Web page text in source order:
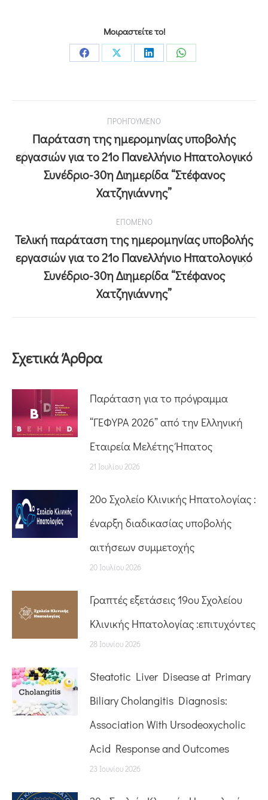
Μοιραστείτε το!
ΠΡΟΗΓΟΥΜΕΝΟ
Παράταση της ημερομηνίας υποβολής
εργασιών για το 21ο Πανελλήνιο Ηπατολογικό
Συνέδριο-30η Διημερίδα “Στέφανος
Χατζηγιάννης”
ΕΠΟΜΕΝΟ
Τελική παράταση της ημερομηνίας υποβολής
εργασιών για το 21ο Πανελλήνιο Ηπατολογικό
Συνέδριο-30η Διημερίδα “Στέφανος
Χατζηγιάννης”
Σχετικά Άρθρα
Παράταση για το πρόγραμμα
“ΓΕΦΥΡΑ 2026” από την Ελληνική
Εταιρεία Μελέτης Ήπατος
21 Ιουλίου 2026
20o Σχολείο Κλινικής Ηπατολογίας :
έναρξη διαδικασίας υποβολής
αιτήσεων συμμετοχής
20 Ιουλίου 2026
Γραπτές εξετάσεις 19ου Σχολείου
Κλινικής Ηπατολογίας :επιτυχόντες
28 Ιουνίου 2026
Steatotic Liver Disease at Primary
Biliary Cholangitis Diagnosis:
Association With Ursodeoxycholic
Acid Response and Outcomes
23 Ιουνίου 2026